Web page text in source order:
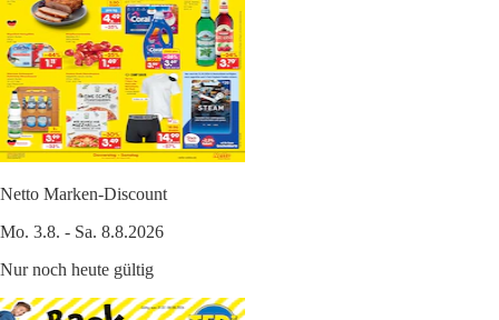
Netto Marken-Discount
Mo. 3.8. - Sa. 8.8.2026
Nur noch heute gültig